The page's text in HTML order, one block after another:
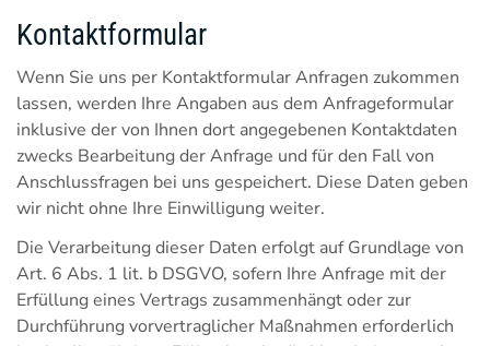
Kontaktformular
Wenn Sie uns per Kontaktformular Anfragen zukommen
lassen, werden Ihre Angaben aus dem Anfrageformular
inklusive der von Ihnen dort angegebenen Kontaktdaten
zwecks Bearbeitung der Anfrage und für den Fall von
Anschlussfragen bei uns gespeichert. Diese Daten geben
wir nicht ohne Ihre Einwilligung weiter.
Die Verarbeitung dieser Daten erfolgt auf Grundlage von
Art. 6 Abs. 1 lit. b DSGVO, sofern Ihre Anfrage mit der
Erfüllung eines Vertrags zusammenhängt oder zur
Durchführung vorvertraglicher Maßnahmen erforderlich